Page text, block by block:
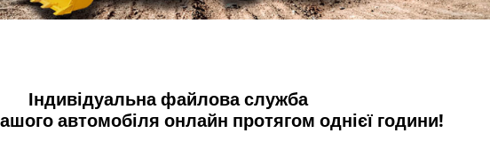
Індивідуальна файлова служба
автомобіля онлайн протягом однієї години!